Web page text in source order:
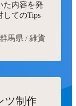
た内容を発
してのTips
群馬県 / 雑貨
ツ制作